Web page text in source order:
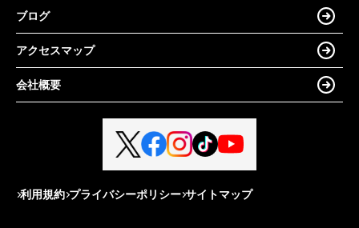
ブログ
アクセスマップ
会社概要
利用規約 プライバシーポリシー サイトマップ